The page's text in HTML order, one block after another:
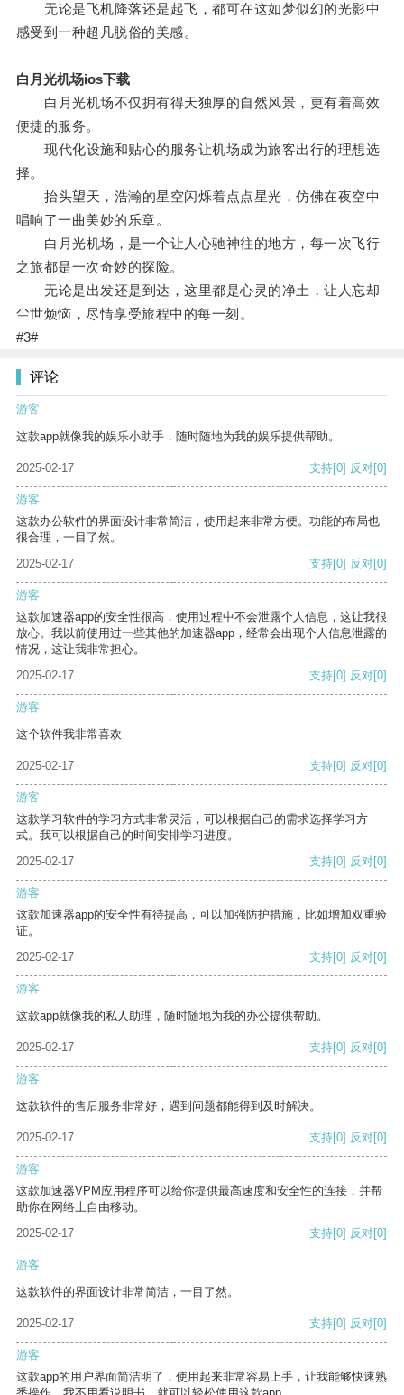
无论是飞机降落还是起飞，都可在这如梦似幻的光影中
感受到一种超凡脱俗的美感。
白月光机场ios下载
白月光机场不仅拥有得天独厚的自然风景，更有着高效
便捷的服务。
现代化设施和贴心的服务让机场成为旅客出行的理想选
择。
抬头望天，浩瀚的星空闪烁着点点星光，仿佛在夜空中
唱响了一曲美妙的乐章。
白月光机场，是一个让人心驰神往的地方，每一次飞行
之旅都是一次奇妙的探险。
无论是出发还是到达，这里都是心灵的净土，让人忘却
尘世烦恼，尽情享受旅程中的每一刻。
#3#
评论
游客
这款app就像我的娱乐小助手，随时随地为我的娱乐提供帮助。
2025-02-17 支持[0] 反对[0]
游客
这款办公软件的界面设计非常简洁，使用起来非常方便。功能的布局也
很合理，一目了然。
2025-02-17
支持[0] 反对[0]
游客
这款加速器app的安全性很高，使用过程中不会泄露个人信息，这让我很
放心。我以前使用过一些其他的加速器app，经常会出现个人信息泄露的
情况，这让我非常担心。
2025-02-17
支持[0] 反对[0]
游客
这个软件我非常喜欢
2025-02-17 支持[0] 反对[0]
游客
这款学习软件的学习方式非常灵活，可以根据自己的需求选择学习方
式。我可以根据自己的时间安排学习进度。
2025-02-17
支持[0] 反对[0]
游客
这款加速器app的安全性有待提高，可以加强防护措施，比如增加双重验
证。
2025-02-17
支持[0] 反对[0]
游客
这款app就像我的私人助理，随时随地为我的办公提供帮助。
2025-02-17 支持[0] 反对[0]
游客
这款软件的售后服务非常好，遇到问题都能得到及时解决。
2025-02-17 支持[0] 反对[0]
游客
这款加速器VPM应用程序可以给你提供最高速度和安全性的连接，并帮
助你在网络上自由移动。
2025-02-17
支持[0] 反对[0]
游客
这款软件的界面设计非常简洁，一目了然。
2025-02-17 支持[0] 反对[0]
游客
这款app的用户界面简洁明了，使用起来非常容易上手，让我能够快速熟